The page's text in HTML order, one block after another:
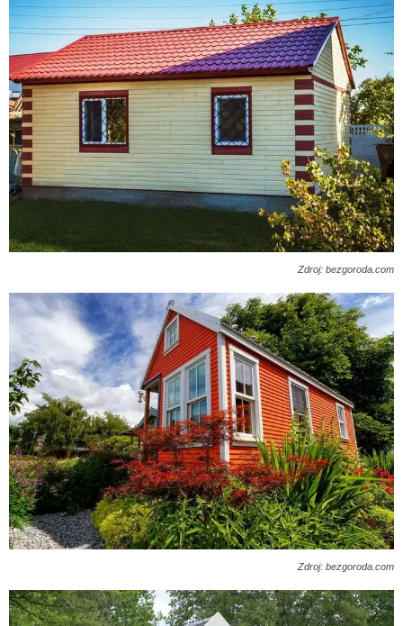
Zdroj: bezgoroda.com
Zdroj: bezgoroda.com